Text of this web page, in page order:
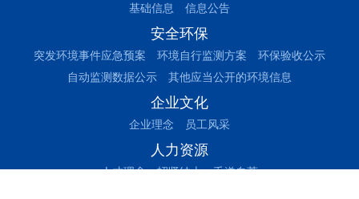
基础信息 信息公告
安全环保
突发环境事件应急预案 环境自行监测方案
环保验收公示
自动监测数据公示
其他应当公开的环境信息
企业文化
企业理念 员工风采
人力资源
人才理念 招贤纳士 毛遂自荐